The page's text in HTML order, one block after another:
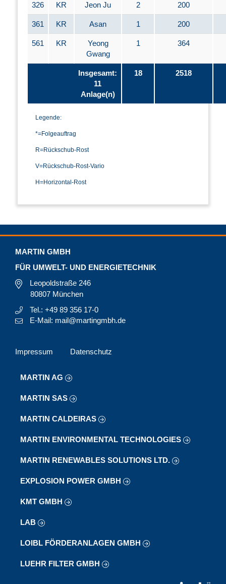
326 KR Jeon Ju 2 200
361 KR Asan 1 200
561 KR
Yeong
Gwang
1 364
Insgesamt:
11
Anlage(n)
18 2518
Legende:
*=Folgeauftrag
R=Rückschub-Rost
V=Rückschub-Rost-Vario
H=Horizontal-Rost
MARTIN GMBH
FÜR UMWELT- UND ENERGIETECHNIK
Leopoldstraße 246
80807 München
Tel.: +49 89 356 17-0
E-Mail: mail@martingmbh.de
Impressum Datenschutz
MARTIN AG
MARTIN SAS
MARTIN CALDEIRAS
MARTIN ENVIRONMENTAL TECHNOLOGIES
MARTIN RENEWABLES SOLUTIONS LTD.
EXPLOSION POWER GMBH
KMT GMBH
LAB
LOIBL FÖRDERANLAGEN GMBH
LUEHR FILTER GMBH